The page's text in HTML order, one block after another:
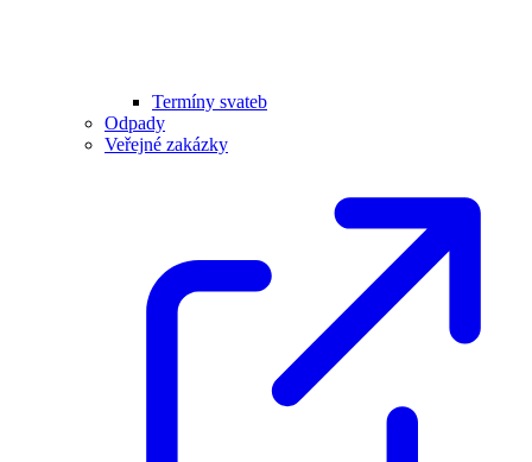
Termíny svateb
Odpady
Veřejné zakázky